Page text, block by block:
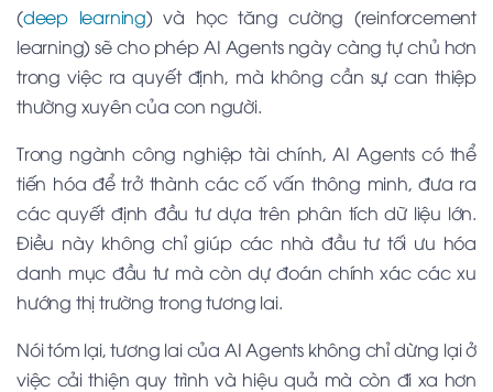
(deep learning) và học tăng cường (reinforcement
learning) sẽ cho phép AI Agents ngày càng tự chủ hơn
trong việc ra quyết định, mà không cần sự can thiệp
thường xuyên của con người.
Trong ngành công nghiệp tài chính, AI Agents có thể
tiến hóa để trở thành các cố vấn thông minh, đưa ra
các quyết định đầu tư dựa trên phân tích dữ liệu lớn.
Điều này không chỉ giúp các nhà đầu tư tối ưu hóa
danh mục đầu tư mà còn dự đoán chính xác các xu
hướng thị trường trong tương lai.
Nói tóm lại, tương lai của AI Agents không chỉ dừng lại ở
việc cải thiện quy trình và hiệu quả mà còn đi xa hơn